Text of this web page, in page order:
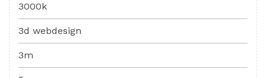
3000k
3d webdesign
3m